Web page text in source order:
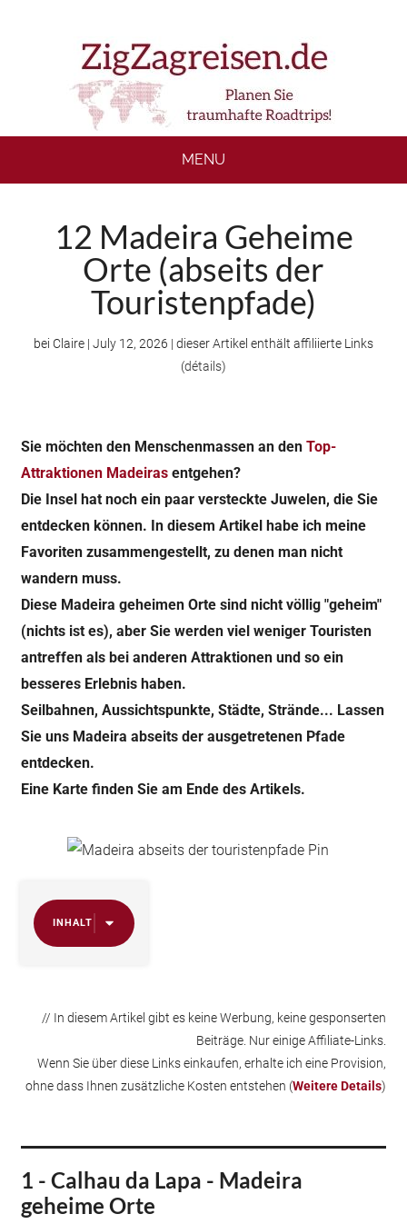
MENU
12 Madeira Geheime
Orte (abseits der
Touristenpfade)
bei Claire | July 12, 2026 | dieser Artikel enthält affiliierte Links
(détails)
Sie möchten den Menschenmassen an denTop-
Attraktionen Madeiras entgehen?
Die Insel hat noch ein paar versteckte Juwelen, die Sie
entdecken können. In diesem Artikel habe ich meine
Favoriten zusammengestellt, zu denen man nicht
wandern muss.
Diese Madeira geheimen Orte sind nicht völlig "geheim"
(nichts ist es), aber Sie werden viel weniger Touristen
antreffen als bei anderen Attraktionen und so ein
besseres Erlebnis haben.
Seilbahnen, Aussichtspunkte, Städte, Strände... Lassen
Sie uns Madeira abseits der ausgetretenen Pfade
entdecken.
Eine Karte finden Sie am Ende des Artikels.
INHALT
// In diesem Artikel gibt es keine Werbung, keine gesponserten
Beiträge. Nur einige Affiliate-Links.
Wenn Sie über diese Links einkaufen, erhalte ich eine Provision,
ohne dass Ihnen zusätzliche Kosten entstehen (Weitere Details)
1 - Calhau da Lapa - Madeira
geheime Orte